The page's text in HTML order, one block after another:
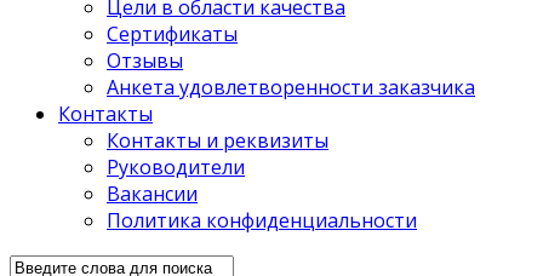
Цели в области качества
Сертификаты
Отзывы
Анкета удовлетворенности заказчика
Контакты
­Контакты и реквизиты
Руководители
Вакансии
Политика конфиденциальности